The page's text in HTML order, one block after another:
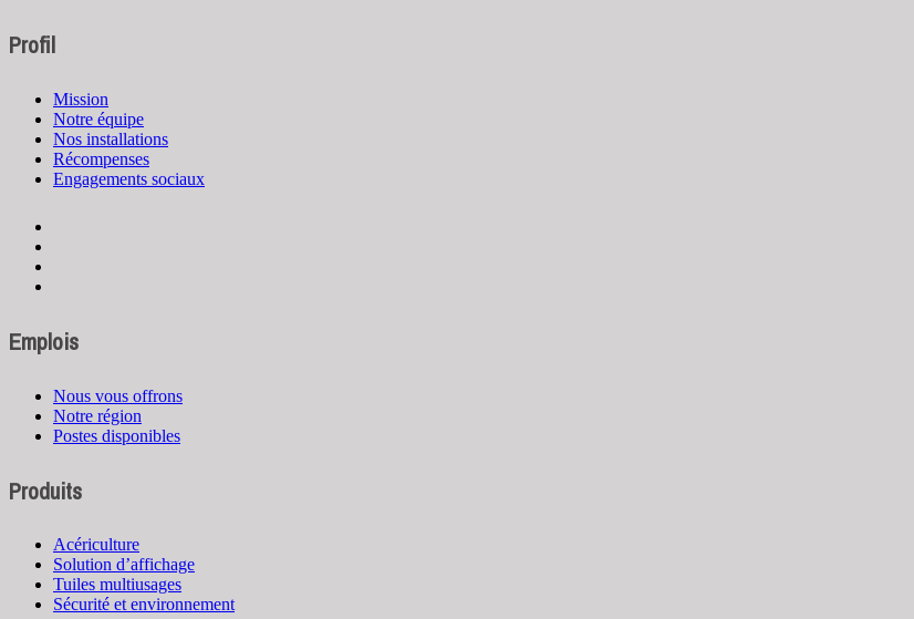
Profil
Mission
Notre équipe
Nos installations
Récompenses
Engagements sociaux
Emplois
Nous vous offrons
Notre région
Postes disponibles
Produits
Acériculture
Solution d’affichage
Tuiles multiusages
Sécurité et environnement